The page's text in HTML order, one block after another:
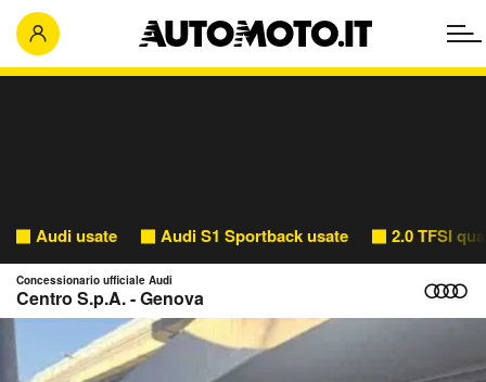
Audi usate Audi S1 Sportback usate 2.0 TFSI
Concessionario ufficiale Audi
Centro S.p.A. - Genova